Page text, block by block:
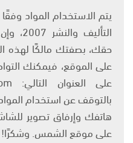
حقك، بصفتك مالكًا لهذه
على الموقع، فيمكنك
بالتوقف عن استخدام
هاتفك وإرفاق تصوير
على موقع الشمس. وشكرًا!